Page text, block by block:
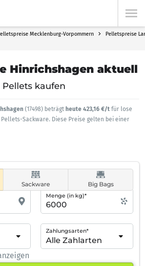
Mecklenburg-Vorpommern Pelletspreise
Hinrichshagen aktuell
Pellets kaufen
(17498) beträgt heute 423,16 €/t für lose
Sackware. Diese Preise gelten bei einer
Sackware Big Bags
Menge (in kg)*
Zahlungsarten*